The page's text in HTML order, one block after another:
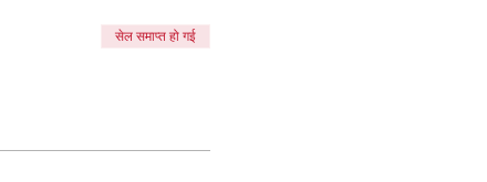
सेल समाप्त हो गई